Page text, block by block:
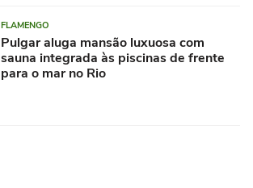
FLAMENGO
Pulgar aluga mansão luxuosa com
sauna integrada às piscinas de frente
para o mar no Rio